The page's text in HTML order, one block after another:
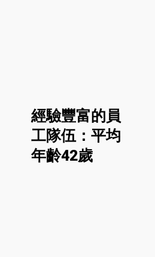
avg_pace
經驗豐富的員
工隊伍：平均
年齡42歲